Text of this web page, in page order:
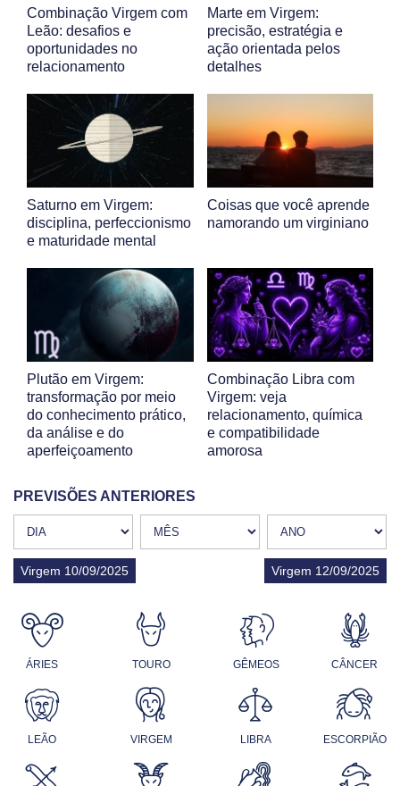
Combinação Virgem com
Leão: desafios e
oportunidades no
relacionamento
Marte em Virgem:
precisão, estratégia e
ação orientada pelos
detalhes
Saturno em Virgem:
disciplina, perfeccionismo
e maturidade mental
Coisas que você aprende
namorando um virginiano
Plutão em Virgem:
transformação por meio
do conhecimento prático,
da análise e do
aperfeiçoamento
Combinação Libra com
Virgem: veja
relacionamento, química
e compatibilidade
amorosa
PREVISÕES ANTERIORES
Virgem 10/09/2025 Virgem 12/09/2025
ÁRIES TOURO GÊMEOS CÂNCER
LEÃO VIRGEM LIBRA ESCORPIÃO